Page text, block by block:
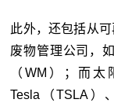
此外，还包括从
废物管理公司，
（WM）；而
Tesla（TSLA）